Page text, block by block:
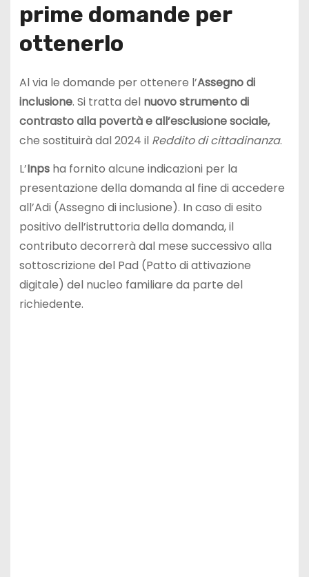
prime domande per
ottenerlo
Al via le domande per ottenere l’Assegno di
inclusione. Si tratta del nuovo strumento di
contrasto alla povertà e all’esclusione sociale,
che sostituirà dal 2024 il Reddito di cittadinanza.
L’Inpsha fornito alcune indicazioni per la
presentazione della domanda al fine di accedere
all’Adi (Assegno di inclusione). In caso di esito
positivo dell’istruttoria della domanda, il
contributo decorrerà dal mese successivo alla
sottoscrizione del Pad (Patto di attivazione
digitale) del nucleo familiare da parte del
richiedente.